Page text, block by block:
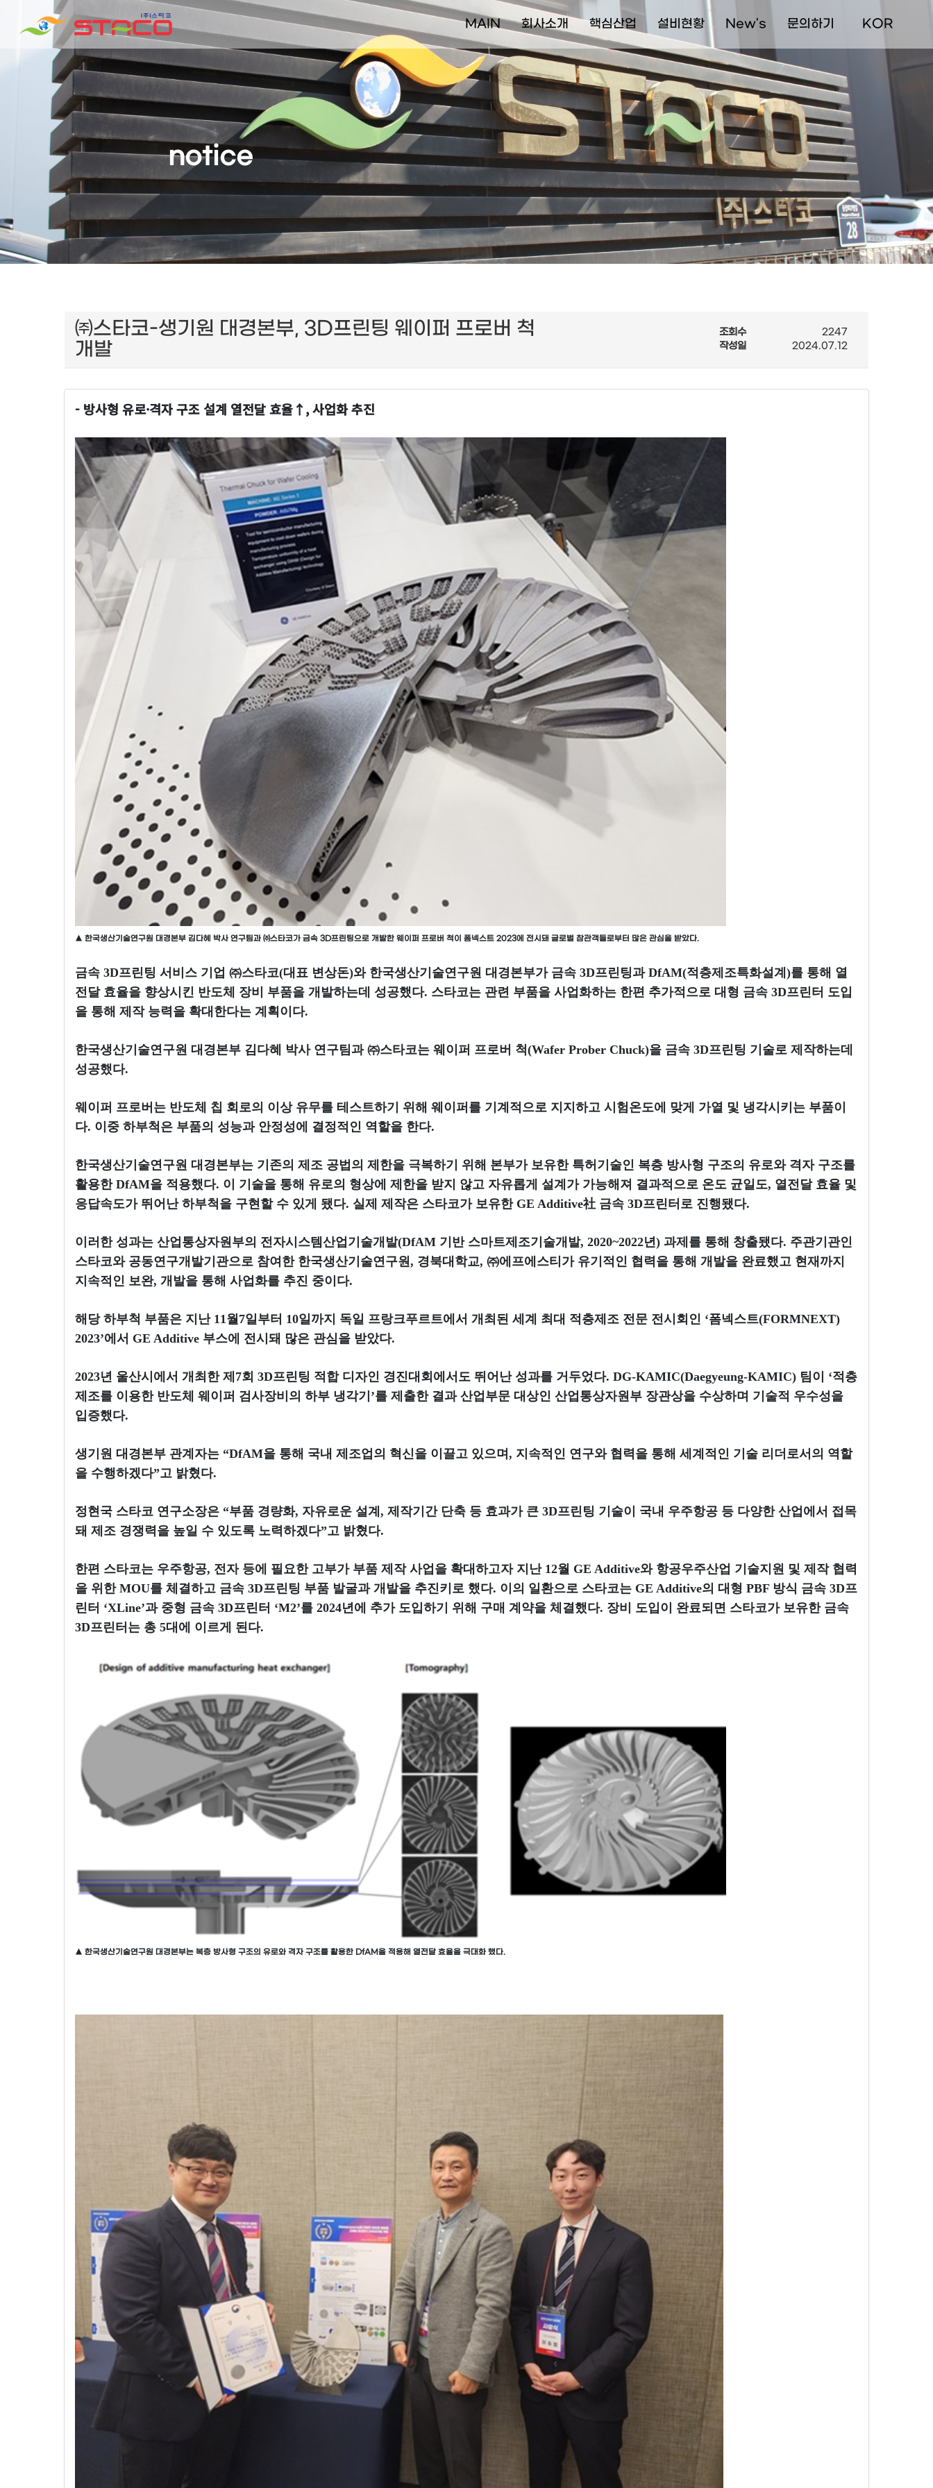
MAIN 회사소개 핵심산업 설비현황 New's 문의하기 KOR
notice
㈜스타코-생기원 대경본부, 3D프린팅 웨이퍼 프로버 척
개발
조회수
2247
작성일
2024.07.12
- 방사형 유로·격자 구조 설계 열전달 효율↑, 사업화 추진
▲ 한국생산기술연구원 대경본부 김다혜 박사 연구팀과 ㈜스타코가 금속 3D프린팅으로 개발한 웨이퍼 프로버 척이 폼넥스트 2023에 전시돼 글로벌 참관객들로부터 많은 관심을 받았다.
금속 3D프린팅 서비스 기업 ㈜스타코(대표 변상돈)와 한국생산기술연구원 대경본부가 금속 3D프린팅과 DfAM(적층제조특화설계)를 통해 열
전달 효율을 향상시킨 반도체 장비 부품을 개발하는데 성공했다. 스타코는 관련 부품을 사업화하는 한편 추가적으로 대형 금속 3D프린터 도입
을 통해 제작 능력을 확대한다는 계획이다.
한국생산기술연구원 대경본부 김다혜 박사 연구팀과 ㈜스타코는 웨이퍼 프로버 척(Wafer Prober Chuck)을 금속 3D프린팅 기술로 제작하는데
성공했다.
웨이퍼 프로버는 반도체 칩 회로의 이상 유무를 테스트하기 위해 웨이퍼를 기계적으로 지지하고 시험온도에 맞게 가열 및 냉각시키는 부품이
다. 이중 하부척은 부품의 성능과 안정성에 결정적인 역할을 한다.
한국생산기술연구원 대경본부는 기존의 제조 공법의 제한을 극복하기 위해 본부가 보유한 특허기술인 복층 방사형 구조의 유로와 격자 구조를
활용한 DfAM을 적용했다. 이 기술을 통해 유로의 형상에 제한을 받지 않고 자유롭게 설계가 가능해져 결과적으로 온도 균일도, 열전달 효율 및
응답속도가 뛰어난 하부척을 구현할 수 있게 됐다. 실제 제작은 스타코가 보유한 GE Additive社 금속 3D프린터로 진행됐다.
이러한 성과는 산업통상자원부의 전자시스템산업기술개발(DfAM 기반 스마트제조기술개발, 2020~2022년) 과제를 통해 창출됐다. 주관기관인
스타코와 공동연구개발기관으로 참여한 한국생산기술연구원, 경북대학교, ㈜에프에스티가 유기적인 협력을 통해 개발을 완료했고 현재까지
지속적인 보완, 개발을 통해 사업화를 추진 중이다.
해당 하부척 부품은 지난 11월7일부터 10일까지 독일 프랑크푸르트에서 개최된 세계 최대 적층제조 전문 전시회인 ‘폼넥스트(FORMNEXT)
2023’에서 GE Additive 부스에 전시돼 많은 관심을 받았다.
2023년 울산시에서 개최한 제7회 3D프린팅 적합 디자인 경진대회에서도 뛰어난 성과를 거두었다. DG-KAMIC(Daegyeung-KAMIC) 팀이 ‘적층
제조를 이용한 반도체 웨이퍼 검사장비의 하부 냉각기’를 제출한 결과 산업부문 대상인 산업통상자원부 장관상을 수상하며 기술적 우수성을
입증했다.
생기원 대경본부 관계자는 “DfAM을 통해 국내 제조업의 혁신을 이끌고 있으며, 지속적인 연구와 협력을 통해 세계적인 기술 리더로서의 역할
을 수행하겠다”고 밝혔다.
정현국 스타코 연구소장은 “부품 경량화, 자유로운 설계, 제작기간 단축 등 효과가 큰 3D프린팅 기술이 국내 우주항공 등 다양한 산업에서 접목
돼 제조 경쟁력을 높일 수 있도록 노력하겠다”고 밝혔다.
한편 스타코는 우주항공, 전자 등에 필요한 고부가 부품 제작 사업을 확대하고자 지난 12월 GE Additive와 항공우주산업 기술지원 및 제작 협력
을 위한 MOU를 체결하고 금속 3D프린팅 부품 발굴과 개발을 추진키로 했다. 이의 일환으로 스타코는 GE Additive의 대형 PBF 방식 금속 3D프
린터 ‘XLine’과 중형 금속 3D프린터 ‘M2’를 2024년에 추가 도입하기 위해 구매 계약을 체결했다. 장비 도입이 완료되면 스타코가 보유한 금속
3D프린터는 총 5대에 이르게 된다.
▲ 한국생산기술연구원 대경본부는 복층 방사형 구조의 유로와 격자 구조를 활용한 DfAM을 적용해 열전달 효율을 극대화 했다.